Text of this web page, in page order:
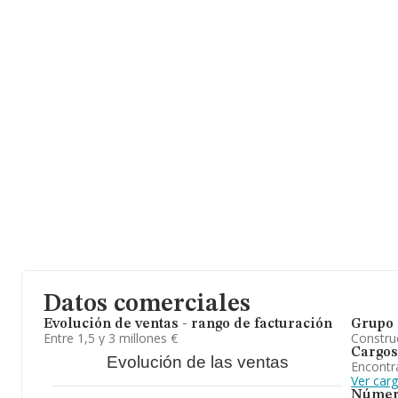
Datos comerciales
Evolución de ventas - rango de facturación
Entre 1,5 y 3 millones €
Evolución de las ventas
Grupo
Cargos
Ver